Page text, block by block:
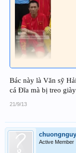
Bác này là Văn sỹ
cá Đĩa mà bị treo
21/9/13
Active Member